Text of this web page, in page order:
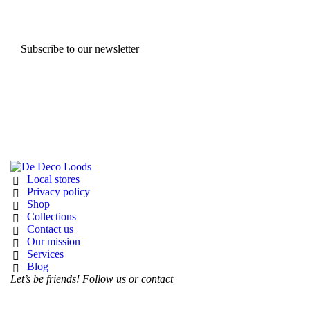
Subscribe to our newsletter
Local stores
Privacy policy
Shop
Collections
Contact us
Our mission
Services
Blog
Let’s be friends! Follow us or contact